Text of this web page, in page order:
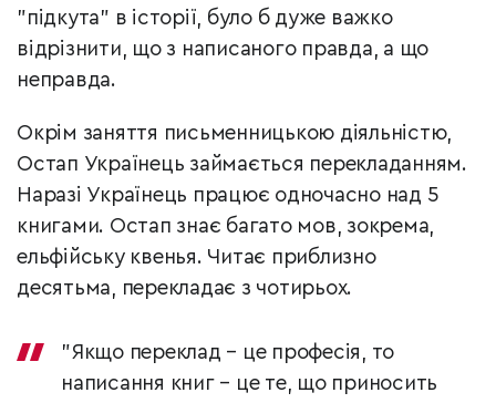
"підкута" в історії, було б дуже важко
відрізнити, що з написаного правда, а що
неправда.
Окрім заняття письменницькою діяльністю,
Остап Українець займається перекладанням.
Наразі Українець працює одночасно над 5
книгами. Остап знає багато мов, зокрема,
ельфійську квенья. Читає приблизно
десятьма, перекладає з чотирьох.
"Якщо переклад – це професія, то
написання книг – це те, що приносить